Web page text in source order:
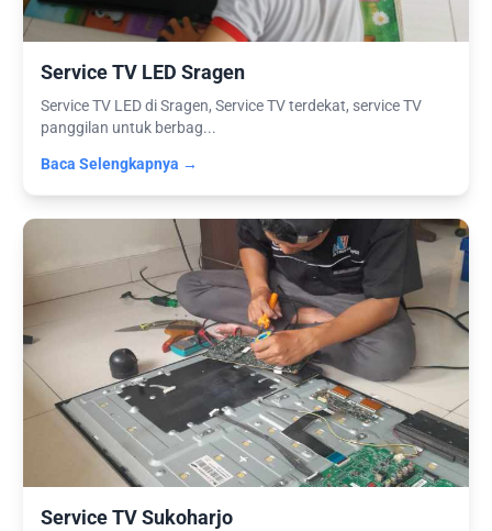
Service TV LED Sragen
Service TV LED di Sragen, Service TV terdekat, service TV
panggilan untuk berbag...
Baca Selengkapnya →
Service TV Sukoharjo